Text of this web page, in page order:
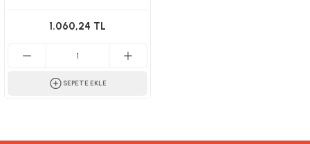
1.060,24 TL
SEPETE EKLE